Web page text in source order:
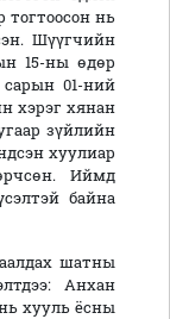
тогтоосон нь
Шүүгчийн
15-ны өдөр
сарын 01-ний
хэрэг хянан
зүйлийн
хуулиар
Иймд
байна
шатны
Анхан
хууль ёсны